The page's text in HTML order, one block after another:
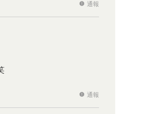
report 通報
report 通報